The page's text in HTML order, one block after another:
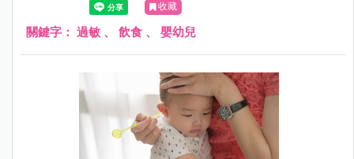
收藏
關鍵字： 過敏 、 飲食 、 嬰幼兒